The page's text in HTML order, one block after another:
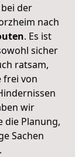
der
nach
. Es ist
sicher
ratsam,
frei von
wir
die Planung,
Sachen